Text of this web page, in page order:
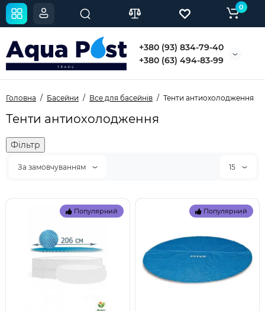
+380 (93) 834-79-40
+380 (63) 494-83-99
0
Головна Басейни Все для басейнів Тенти антиохолодження
Тенти антиохолодження
Фільтр
За замовчуванням 15
Популярний Популярний